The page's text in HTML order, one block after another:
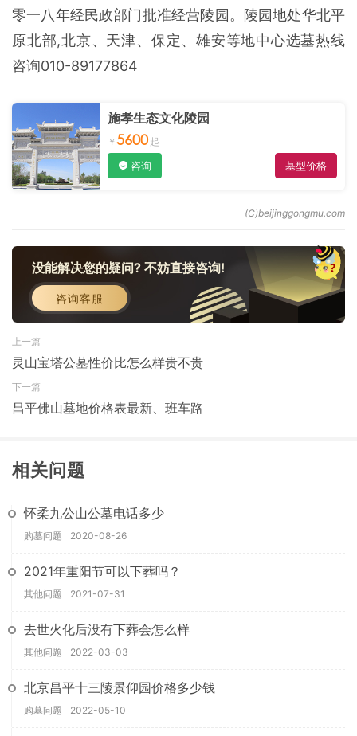
零一八年经民政部门批准经营陵园。陵园地处华北平
原北部,北京、天津、保定、雄安等地中心选墓热线
咨询010-89177864
施孝生态文化陵园
5600
咨询 墓型价格
没能解决您的疑问? 不妨直接咨询!
咨询客服
上一篇
灵山宝塔公墓性价比怎么样贵不贵
下一篇
昌平佛山墓地价格表最新、班车路
相关问题
怀柔九公山公墓电话多少
购墓问题 2020-08-26
2021年重阳节可以下葬吗？
其他问题 2021-07-31
去世火化后没有下葬会怎么样
其他问题 2022-03-03
北京昌平十三陵景仰园价格多少钱
购墓问题 2022-05-10